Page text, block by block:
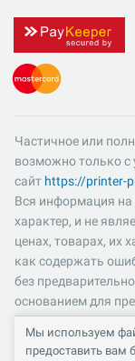
Частичное или
возможно только с
сайт https://printer-
Вся информация на
характер, и не
ценах, товарах, их
как содержать
без
основанием для
Пожалуйста,
и компоненты
Мы используем
предоставить вам